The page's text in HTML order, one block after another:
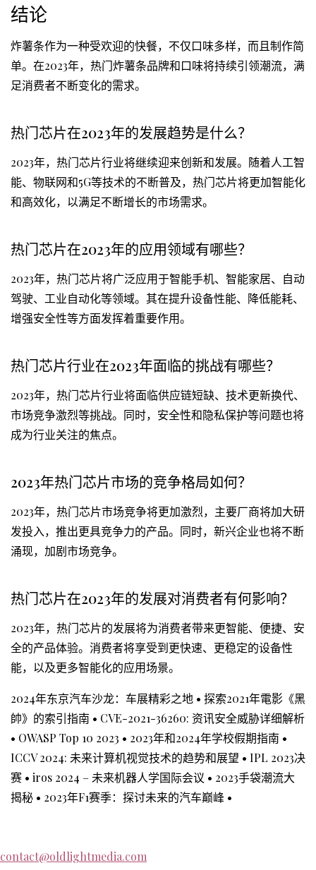
结论
炸薯条作为一种受欢迎的快餐，不仅口味多样，而且制作简
单。在2023年，热门炸薯条品牌和口味将持续引领潮流，满
足消费者不断变化的需求。
热门芯片在2023年的发展趋势是什么？
2023年，热门芯片行业将继续迎来创新和发展。随着人工智
能、物联网和5G等技术的不断普及，热门芯片将更加智能化
和高效化，以满足不断增长的市场需求。
热门芯片在2023年的应用领域有哪些？
2023年，热门芯片将广泛应用于智能手机、智能家居、自动
驾驶、工业自动化等领域。其在提升设备性能、降低能耗、
增强安全性等方面发挥着重要作用。
热门芯片行业在2023年面临的挑战有哪些？
2023年，热门芯片行业将面临供应链短缺、技术更新换代、
市场竞争激烈等挑战。同时，安全性和隐私保护等问题也将
成为行业关注的焦点。
2023年热门芯片市场的竞争格局如何？
2023年，热门芯片市场竞争将更加激烈，主要厂商将加大研
发投入，推出更具竞争力的产品。同时，新兴企业也将不断
涌现，加剧市场竞争。
热门芯片在2023年的发展对消费者有何影响？
2023年，热门芯片的发展将为消费者带来更智能、便捷、安
全的产品体验。消费者将享受到更快速、更稳定的设备性
能，以及更多智能化的应用场景。
2024年东京汽车沙龙：车展精彩之地 • 探索2021年電影《黑
帥》的索引指南 • CVE-2021-36260: 资讯安全威胁详细解析
• OWASP Top 10 2023 • 2023年和2024年学校假期指南 •
ICCV 2024: 未来计算机视觉技术的趋势和展望 • IPL 2023决
赛 • iros 2024 – 未来机器人学国际会议 • 2023手袋潮流大
揭秘 • 2023年F1赛季：探讨未来的汽车巅峰 •
contact@oldlightmedia.com